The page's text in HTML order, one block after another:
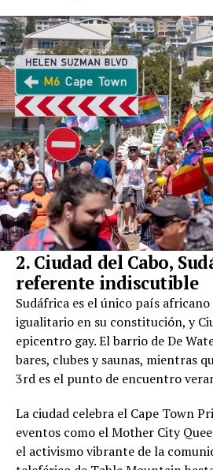
2. Ciudad del Cabo,
referente indiscutible
Sudáfrica es el único país
igualitario en su constitución, y
epicentro gay. El barrio de De
bares, clubes y saunas, mientras
3rd es el punto de encuentro
La ciudad celebra el Cape Town
eventos como el Mother City
el activismo vibrante de la